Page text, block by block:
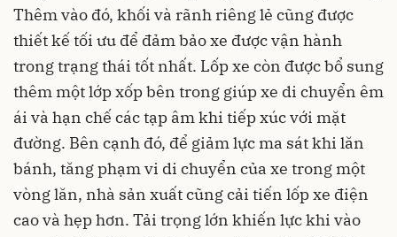
Thêm vào đó, khối và rãnh riêng lẻ cũng được
thiết kế tối ưu để đảm bảo xe được vận hành
trong trạng thái tốt nhất. Lốp xe còn được bổ sung
thêm một lớp xốp bên trong giúp xe di chuyển êm
ái và hạn chế các tạp âm khi tiếp xúc với mặt
đường. Bên cạnh đó, để giảm lực ma sát khi lăn
bánh, tăng phạm vi di chuyển của xe trong một
vòng lăn, nhà sản xuất cũng cải tiến lốp xe điện
cao và hẹp hơn. Tải trọng lớn khiến lực khi vào